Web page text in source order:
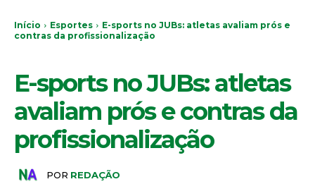
Início Esportes
E-sports no JUBs: atletas avaliam prós e
contras da profissionalização
E-sports no JUBs: atletas
avaliam prós e contras da
profissionalização
POR REDAÇÃO